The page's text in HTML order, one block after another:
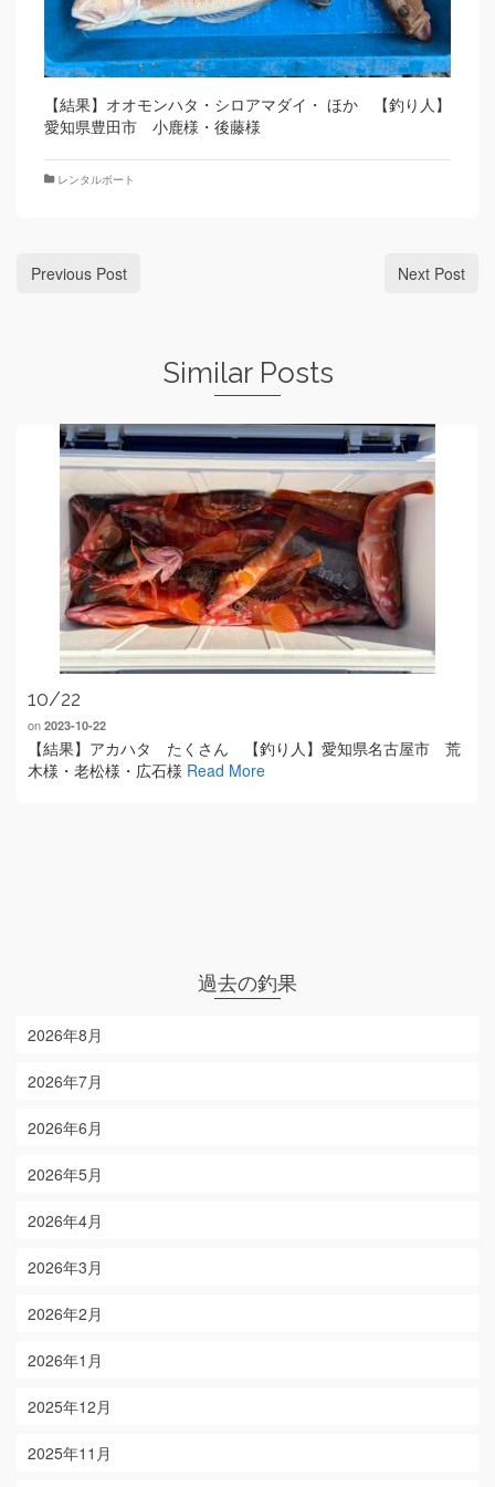
【結果】オオモンハタ・シロアマダイ・ ほか 【釣り人】
愛知県豊田市 小鹿様・後藤様
レンタルボート
Previous Post Next Post
Similar Posts
10/22
on 2023-10-22
【結果】アカハタ たくさん 【釣り人】愛知県名古屋市 荒
木様・老松様・広石様 Read More
過去の釣果
2026年8月
2026年7月
2026年6月
2026年5月
2026年4月
2026年3月
2026年2月
2026年1月
2025年12月
2025年11月